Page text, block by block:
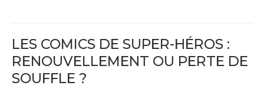
LES COMICS DE SUPER-HÉROS :
RENOUVELLEMENT OU PERTE DE
SOUFFLE ?